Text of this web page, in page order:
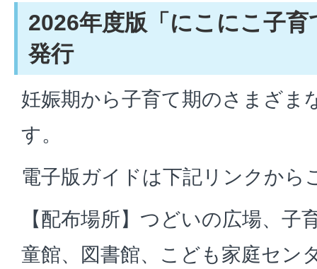
2026年度版「にこにこ子
発行
妊娠期から子育て期のさまざま
す。
電子版ガイドは下記リンクから
【配布場所】つどいの広場、子
童館、図書館、こども家庭セン